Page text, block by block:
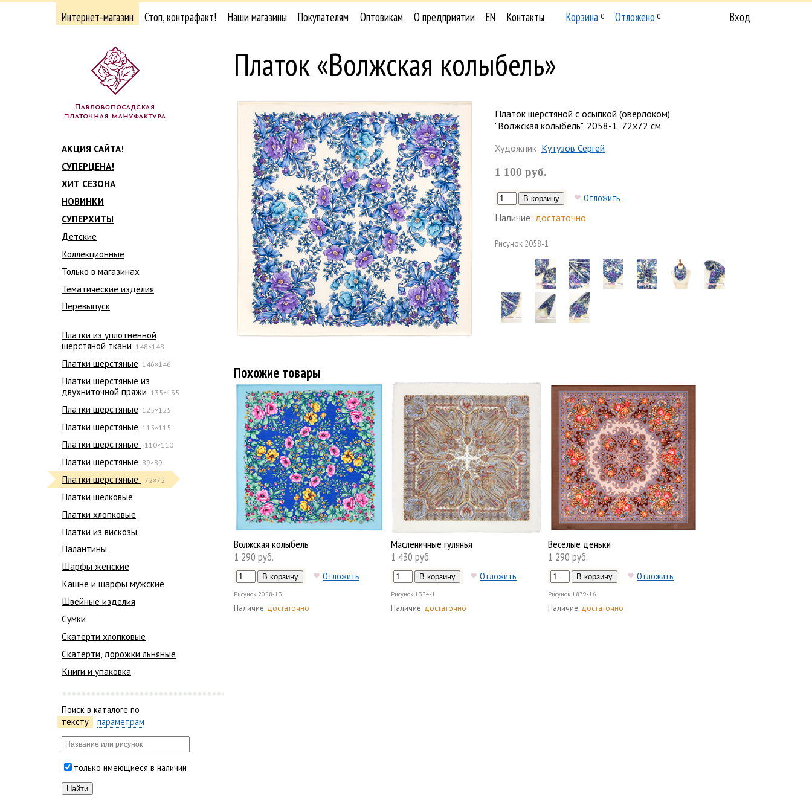
Интернет-магазин Стоп, контрафакт! Наши магазины Покупателям Оптовикам О предприятии EN Контакты Корзина 0 Отложено 0 Вход
АКЦИЯ САЙТА!
СУПЕРЦЕНА!
ХИТ СЕЗОНА
НОВИНКИ
СУПЕРХИТЫ
Детские
Коллекционные
Только в магазинах
Тематические изделия
Перевыпуск
Платки из уплотненной
шерстяной ткани 148×148
Платки шерстяные 146×146
Платки шерстяные из
двухниточной пряжи 135×135
Платки шерстяные 125×125
Платки шерстяные 115×115
Платки шерстяные 110×110
Платки шерстяные 89×89
Платки шерстяные 72×72
Платки шелковые
Платки хлопковые
Платки из вискозы
Палантины
Шарфы женские
Кашне и шарфы мужские
Швейные изделия
Сумки
Скатерти хлопковые
Скатерти, дорожки льняные
Книги и упаковка
Поиск в каталоге по
тексту
параметрам
только имеющиеся в наличии
Платок «Волжская колыбель»
Платок шерстяной с осыпкой (оверлоком)
"Волжская колыбель", 2058-1, 72х72 см
Художник: Кутузов Сергей
1 100 руб.
Отложить
Наличие: достаточно
Рисунок 2058-1
Похожие товары
Волжская колыбель
1 290 руб.
Отложить
Рисунок 2058-13
Наличие: достаточно
Масленичные гулянья
1 430 руб.
Отложить
Рисунок 1334-1
Наличие: достаточно
Весёлые деньки
1 290 руб.
Отложить
Рисунок 1879-16
Наличие: достаточно